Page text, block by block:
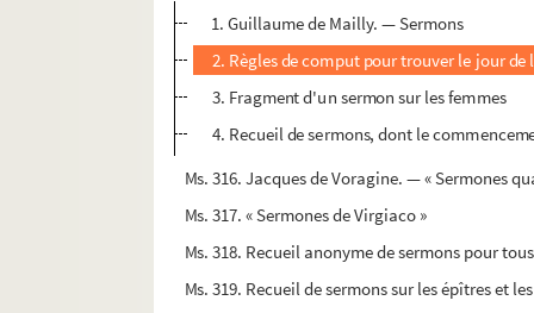
1. Guillaume de Mailly. — Sermons
2. Règles de comput pour trouver le jour
3. Fragment d'un sermon sur les femmes
4. Recueil de sermons, dont le
Ms. 316. Jacques de Voragine. — « Sermones
Ms. 317. « Sermones de Virgiaco »
Ms. 318. Recueil anonyme de sermons pour
Ms. 319. Recueil de sermons sur les épîtres et